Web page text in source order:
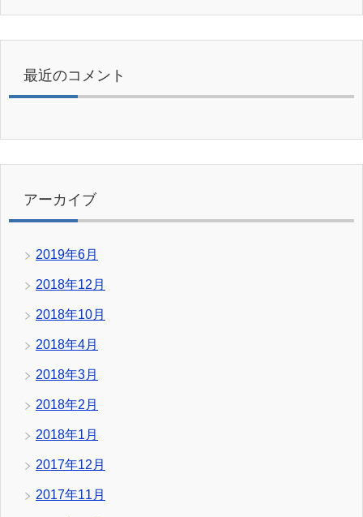
最近のコメント
アーカイブ
2019年6月
2018年12月
2018年10月
2018年4月
2018年3月
2018年2月
2018年1月
2017年12月
2017年11月